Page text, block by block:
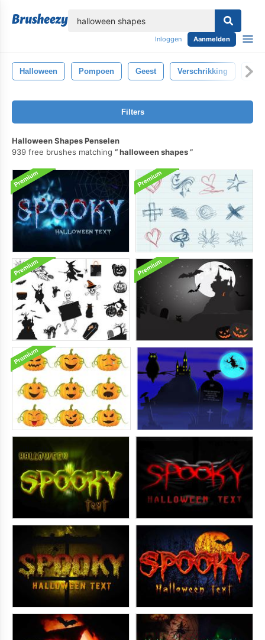
Inloggen Aanmelden
Halloween Pompoen Geest Verschrikking
Filters
Halloween Shapes Penselen
939 free brushes matching
halloween shapes